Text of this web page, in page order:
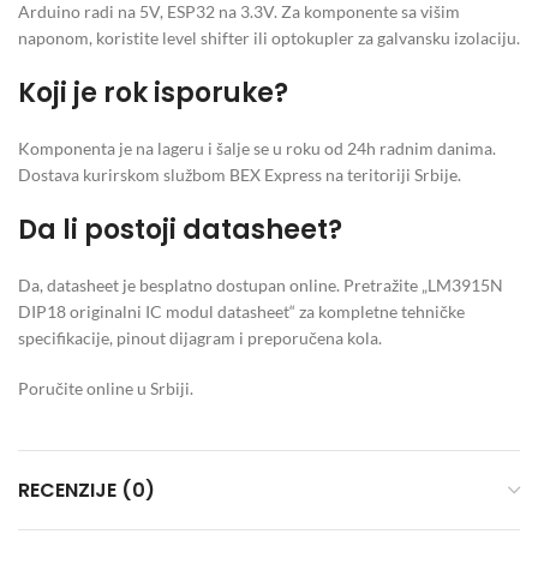
Arduino radi na 5V, ESP32 na 3.3V. Za komponente sa višim
naponom, koristite level shifter ili optokupler za galvansku izolaciju.
Koji je rok isporuke?
Komponenta je na lageru i šalje se u roku od 24h radnim danima.
Dostava kurirskom službom BEX Express na teritoriji Srbije.
Da li postoji datasheet?
Da, datasheet je besplatno dostupan online. Pretražite „LM3915N
DIP18 originalni IC modul datasheet“ za kompletne tehničke
specifikacije, pinout dijagram i preporučena kola.
Poručite online u Srbiji.
RECENZIJE (0)